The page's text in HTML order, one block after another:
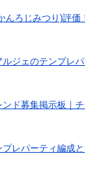
んろじみつり)評価
ルジェのテンプレ
ンド募集掲示板｜
プレパーティ編成